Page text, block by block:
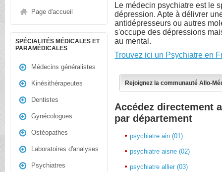
Page d'accueil
SPÉCIALITÉS MÉDICALES ET
PARAMÉDICALES
Médecins généralistes
Kinésithérapeutes
Dentistes
Gynécologues
Ostéopathes
Laboratoires d'analyses
Psychiatres
Le médecin psychiatre est le
dépression. Apte à délivrer
antidépresseurs ou autres
s'occupe des dépressions
au mental.
Trouvez ici un Psychiatre en
Rejoignez la communauté Allo-
Accédez directement
par département
psychiatre ain (01)
psychiatre aisne (02)
psychiatre allier (03)